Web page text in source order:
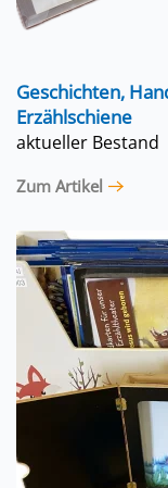
Geschichten,
Erzählschiene
aktueller Bestand
Zum Artikel